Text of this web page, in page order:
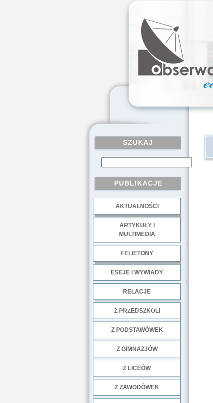
SZUKAJ
PUBLIKACJE
AKTUALNOŚCI
ARTYKUŁY I
MULTIMEDIA
FELIETONY
ESEJE I WYWIADY
RELACJE
Z PRZEDSZKOLI
Z PODSTAWÓWEK
Z GIMNAZJÓW
Z LICEÓW
Z ZAWODÓWEK